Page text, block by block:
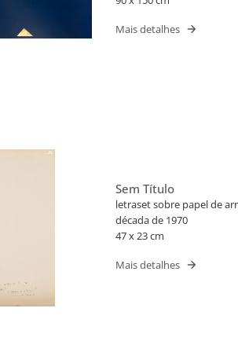
Mais detalhes
Sem Título
letraset sobre papel de
década de 1970
47 x 23 cm
Mais detalhes